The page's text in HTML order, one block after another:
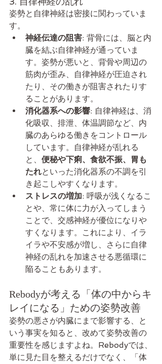
姿勢と自律神経は密接に関わっていま
す。
神経伝達の阻害: 背骨には、脳と内
臓を結ぶ自律神経が通っていま
す。姿勢が悪いと、背骨や周辺の
筋肉が歪み、自律神経が圧迫され
たり、その働きが阻害されたりす
ることがあります。
消化器系への影響: 自律神経は、消
化吸収、排泄、体温調節など、内
臓のあらゆる働きをコントロール
しています。自律神経が乱れる
と、 便秘や下痢、食欲不振、胃も
たれといった消化器系の不調を引
き起こしやすくなります。
ストレスの増加: 呼吸が浅くなるこ
とや、常に体に力が入ってしまう
ことで、交感神経が優位になりや
すくなります。これにより、イラ
イラや不安感が増し、さらに自律
神経の乱れを加速させる悪循環に
陥ることもあります。
Rebodyが考える「体の中からキ
レイになる」ための姿勢改善
姿勢の悪さが内臓にまで影響する、と
いう事実を知ると、改めて姿勢改善の
重要性を感じますよね。Rebodyでは、
単に見た目を整えるだけでなく、「体